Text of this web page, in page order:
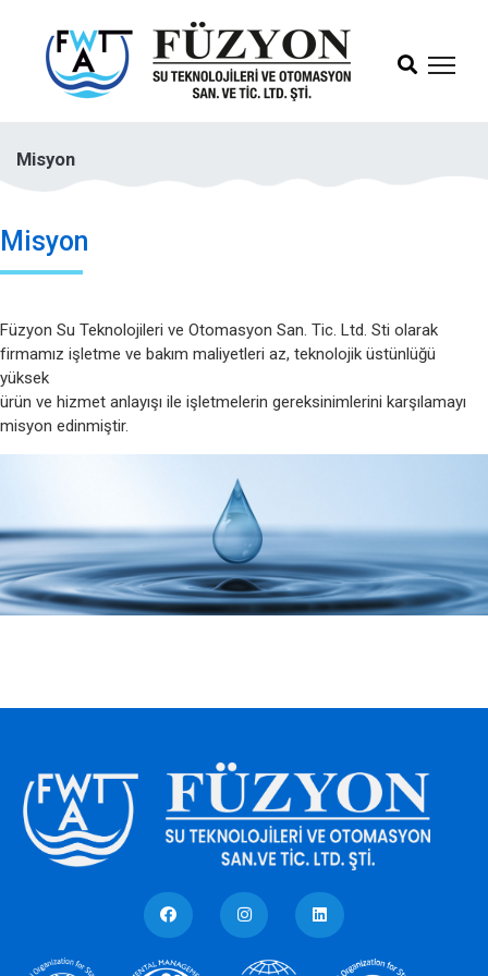
Misyon
Misyon
Füzyon Su Teknolojileri ve Otomasyon San. Tic. Ltd. Sti olarak
firmamız işletme ve bakım maliyetleri az, teknolojik üstünlüğü
yüksek
ürün ve hizmet anlayışı ile işletmelerin gereksinimlerini karşılamayı
misyon edinmiştir.